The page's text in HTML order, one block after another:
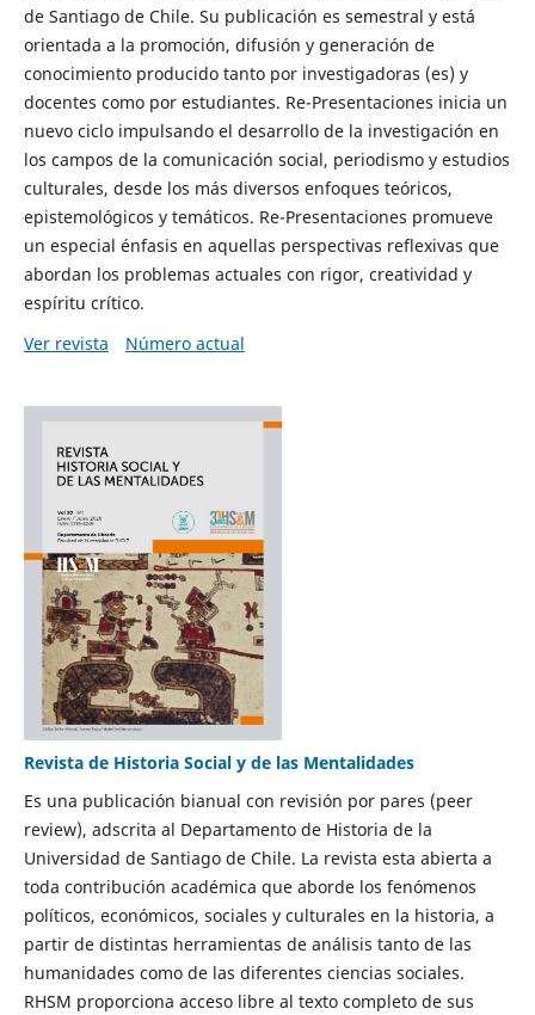
de Santiago de Chile. Su publicación es semestral y está
orientada a la promoción, difusión y generación de
conocimiento producido tanto por investigadoras (es) y
docentes como por estudiantes. Re-Presentaciones inicia un
nuevo ciclo impulsando el desarrollo de la investigación en
los campos de la comunicación social, periodismo y estudios
culturales, desde los más diversos enfoques teóricos,
epistemológicos y temáticos. Re-Presentaciones promueve
un especial énfasis en aquellas perspectivas reflexivas que
abordan los problemas actuales con rigor, creatividad y
espíritu crítico.
Ver revista
Número actual
Revista de Historia Social y de las Mentalidades
Es una publicación bianual con revisión por pares (peer
review), adscrita al Departamento de Historia de la
Universidad de Santiago de Chile. La revista esta abierta a
toda contribución académica que aborde los fenómenos
políticos, económicos, sociales y culturales en la historia, a
partir de distintas herramientas de análisis tanto de las
humanidades como de las diferentes ciencias sociales.
RHSM proporciona acceso libre al texto completo de sus